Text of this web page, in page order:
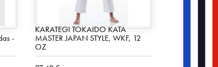
-
KARATEGI TOKAIDO KATA
MASTER JAPAN STYLE, WKF, 12
OZ